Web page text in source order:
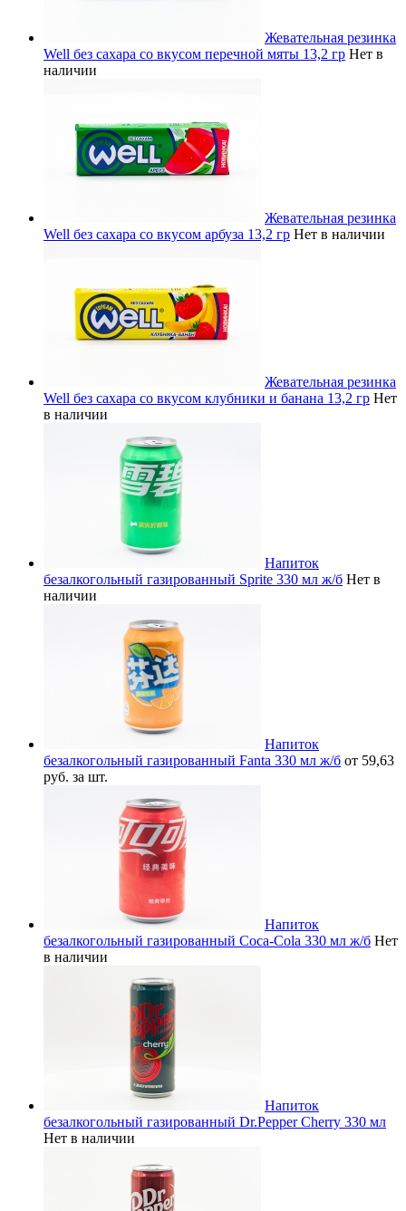
Жевательная резинка
Well без сахара со вкусом перечной мяты 13,2 гр Нет в
наличии
Жевательная резинка
Well без сахара со вкусом арбуза 13,2 гр Нет в наличии
Жевательная резинка
Well без сахара со вкусом клубники и банана 13,2 гр Нет
в наличии
Напиток
безалкогольный газированный Sprite 330 мл ж/б Нет в
наличии
Напиток
безалкогольный газированный Fanta 330 мл ж/б от 59,63
руб. за шт.
Напиток
безалкогольный газированный Coca-Cola 330 мл ж/б Нет
в наличии
Напиток
безалкогольный газированный Dr.Pepper Cherry 330 мл
Нет в наличии